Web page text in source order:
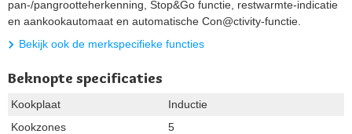
pan-/pangrootteherkenning, Stop&Go functie, restwarmte-indicatie
en aankookautomaat en automatische Con@ctivity-functie.
Bekijk ook de merkspecifieke functies
Beknopte specificaties
Kookplaat
Inductie
Kookzones
5